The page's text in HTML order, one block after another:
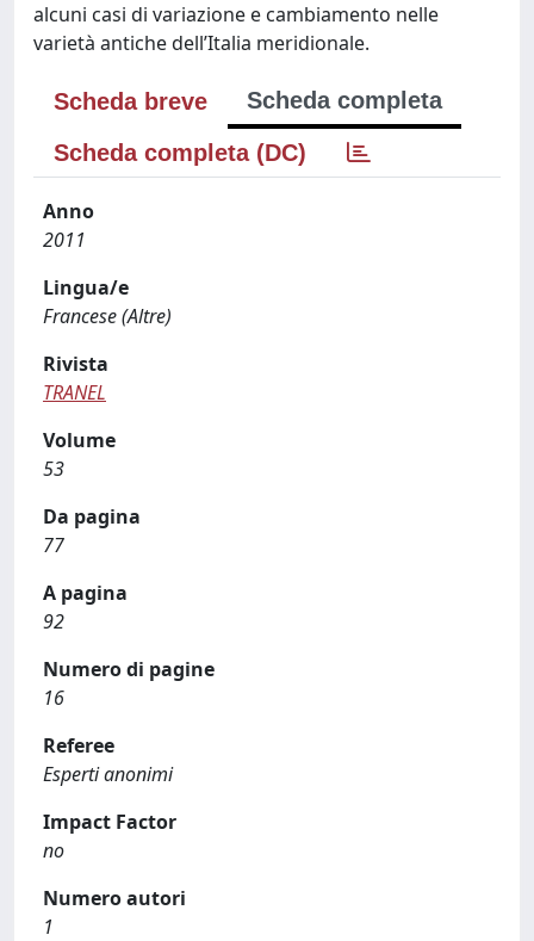
alcuni casi di variazione e cambiamento nelle
varietà antiche dell’Italia meridionale.
Scheda breve
Scheda completa
Scheda completa (DC)
Anno
2011
Lingua/e
Francese (Altre)
Rivista
TRANEL
Volume
53
Da pagina
77
A pagina
92
Numero di pagine
16
Referee
Esperti anonimi
Impact Factor
no
Numero autori
1